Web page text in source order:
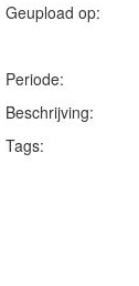
Geupload op:
Periode:
Beschrijving:
Tags: